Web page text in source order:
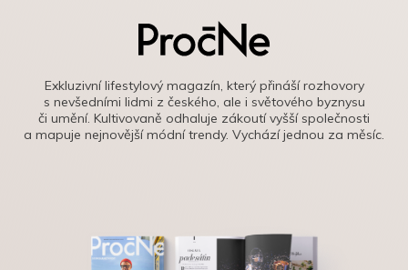
Exkluzivní lifestylový magazín, který přináší rozhovory
s nevšedními lidmi z českého, ale i světového byznysu
či umění. Kultivovaně odhaluje zákoutí vyšší společnosti
a mapuje nejnovější módní trendy. Vychází jednou za měsíc.